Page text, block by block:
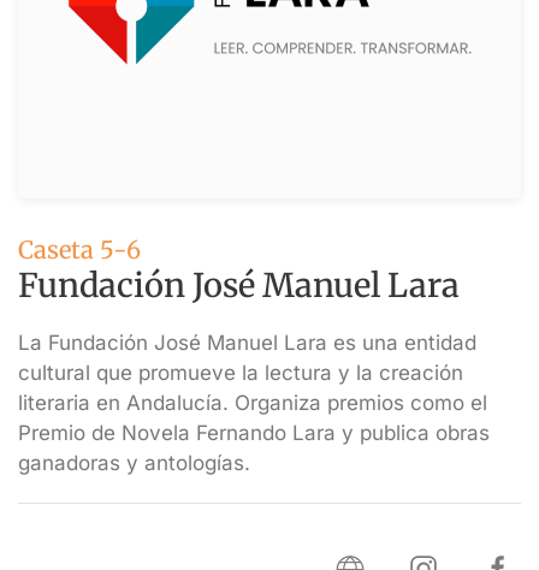
Caseta 5-6
Fundación José Manuel Lara
La Fundación José Manuel Lara es una entidad
cultural que promueve la lectura y la creación
literaria en Andalucía. Organiza premios como el
Premio de Novela Fernando Lara y publica obras
ganadoras y antologías.